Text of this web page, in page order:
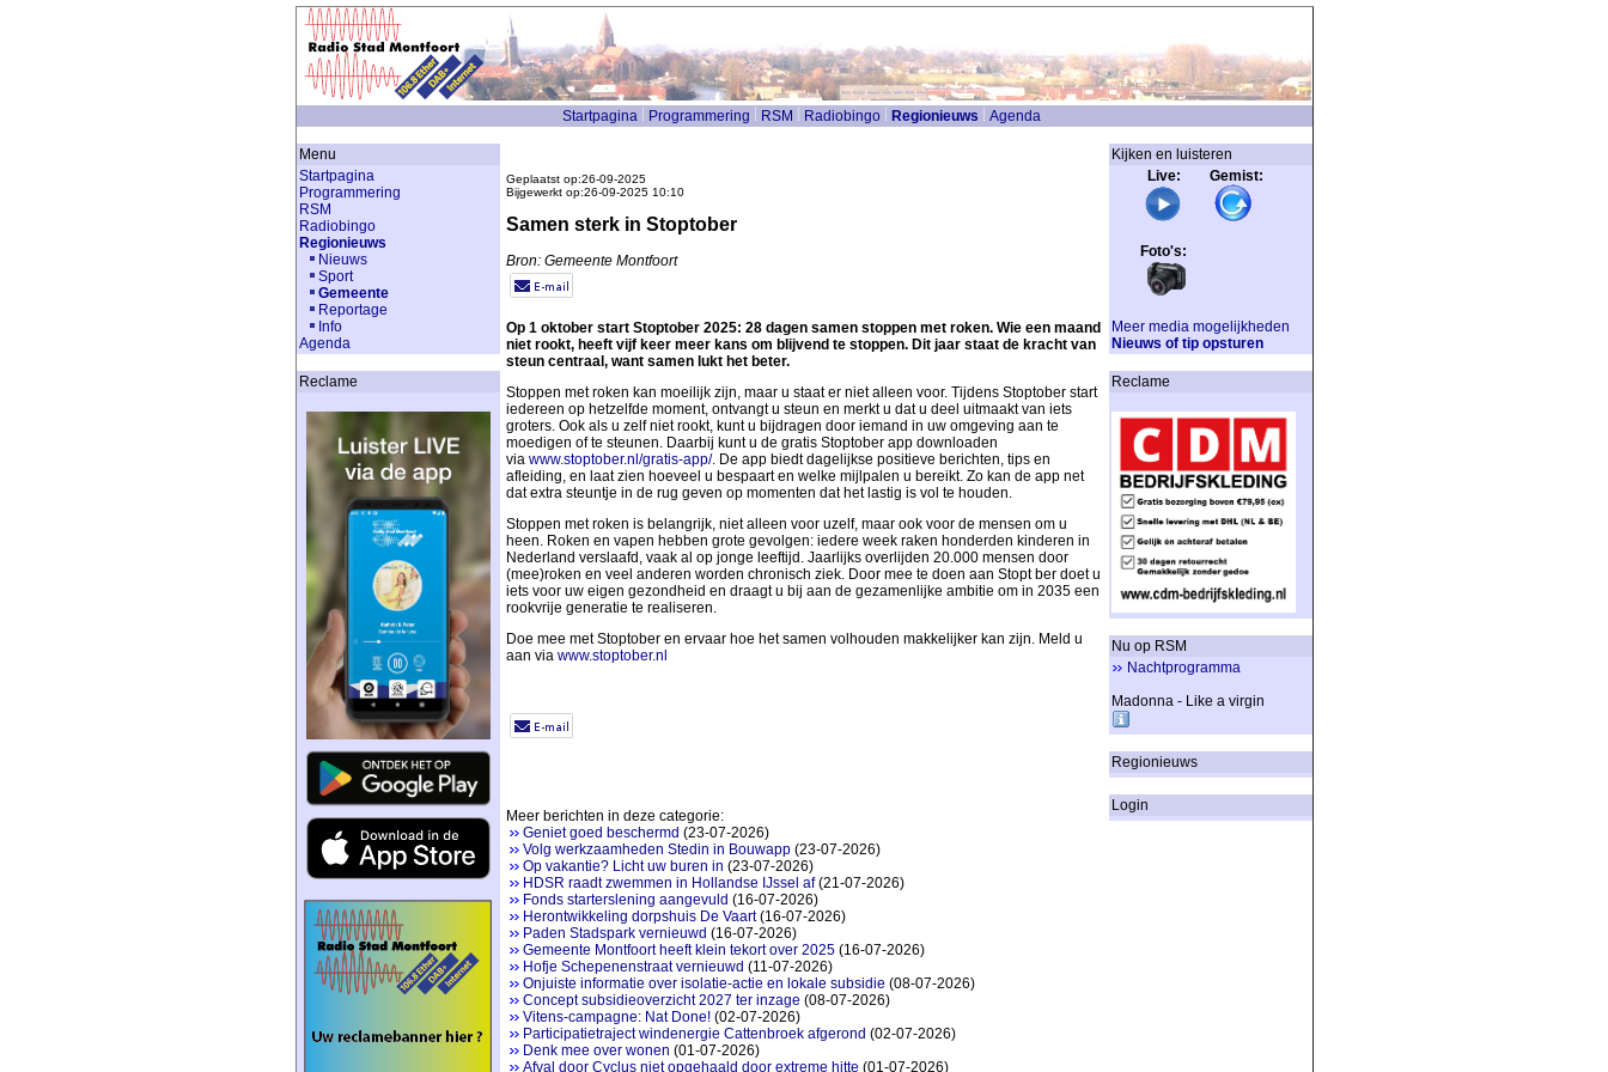
Startpagina Programmering RSM Radiobingo Regionieuws Agenda
Menu
Startpagina
Programmering
RSM
Radiobingo
Regionieuws
Nieuws
Sport
Gemeente
Reportage
Info
Agenda
Reclame
Geplaatst op:26-09-2025
Bijgewerkt op:26-09-2025 10:10
Samen sterk in Stoptober
Bron: Gemeente Montfoort
Op 1 oktober start Stoptober 2025: 28 dagen samen stoppen met roken. Wie een maand
niet rookt, heeft vijf keer meer kans om blijvend te stoppen. Dit jaar staat de kracht van
steun centraal, want samen lukt het beter.
Stoppen met roken kan moeilijk zijn, maar u staat er niet alleen voor. Tijdens Stoptober start
iedereen op hetzelfde moment, ontvangt u steun en merkt u dat u deel uitmaakt van iets
groters. Ook als u zelf niet rookt, kunt u bijdragen door iemand in uw omgeving aan te
moedigen of te steunen. Daarbij kunt u de gratis Stoptober app downloaden
via www.stoptober.nl/gratis-app/. De app biedt dagelijkse positieve berichten, tips en
afleiding, en laat zien hoeveel u bespaart en welke mijlpalen u bereikt. Zo kan de app net
dat extra steuntje in de rug geven op momenten dat het lastig is vol te houden.
Stoppen met roken is belangrijk, niet alleen voor uzelf, maar ook voor de mensen om u
heen. Roken en vapen hebben grote gevolgen: iedere week raken honderden kinderen in
Nederland verslaafd, vaak al op jonge leeftijd. Jaarlijks overlijden 20.000 mensen door
(mee)roken en veel anderen worden chronisch ziek. Door mee te doen aan Stopt ber doet u
iets voor uw eigen gezondheid en draagt u bij aan de gezamenlijke ambitie om in 2035 een
rookvrije generatie te realiseren.
Doe mee met Stoptober en ervaar hoe het samen volhouden makkelijker kan zijn. Meld u
aan via www.stoptober.nl
Meer berichten in deze categorie:
Geniet goed beschermd (23-07-2026)
Volg werkzaamheden Stedin in Bouwapp(23-07-2026)
Op vakantie? Licht uw buren in (23-07-2026)
HDSR raadt zwemmen in Hollandse IJssel af(21-07-2026)
Fonds starterslening aangevuld (16-07-2026)
Herontwikkeling dorpshuis De Vaart(16-07-2026)
Paden Stadspark vernieuwd (16-07-2026)
Gemeente Montfoort heeft klein tekort over 2025(16-07-2026)
Hofje Schepenenstraat vernieuwd (11-07-2026)
Onjuiste informatie over isolatie-actie en lokale subsidie (08-07-2026)
Concept subsidieoverzicht 2027 ter inzage (08-07-2026)
Vitens-campagne: Nat Done!(02-07-2026)
Participatietraject windenergie Cattenbroek afgerond (02-07-2026)
Denk mee over wonen (01-07-2026)
Afval door Cyclus niet opgehaald door extreme hitte (01-07-2026)
Kijken en luisteren
Live: Gemist:
Foto's:
Meer media mogelijkheden
Nieuws of tip opsturen
Reclame
Nu op RSM
Nachtprogramma
Madonna - Like a virgin
Regionieuws
Login